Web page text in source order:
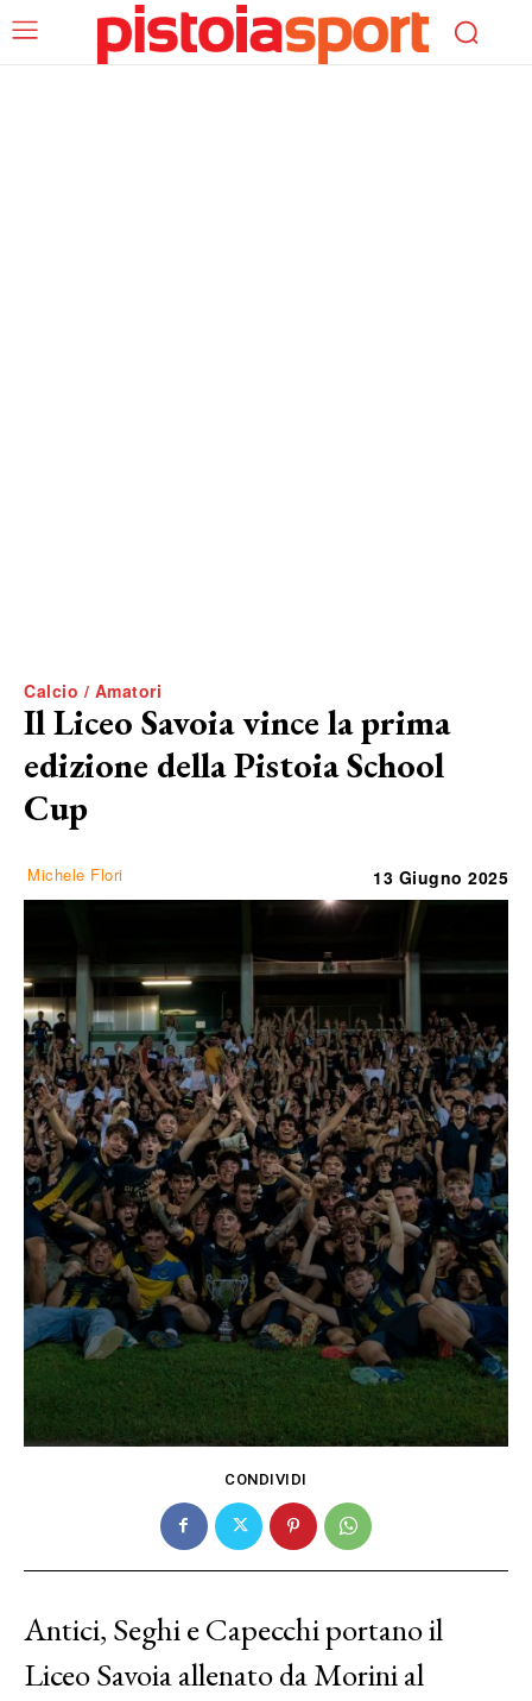
Calcio / Amatori
Il Liceo Savoia vince la prima
edizione della Pistoia School
Cup
Michele Flori 13 Giugno 2025
CONDIVIDI
Antici, Seghi e Capecchi portano il
Liceo Savoia allenato da Morini al